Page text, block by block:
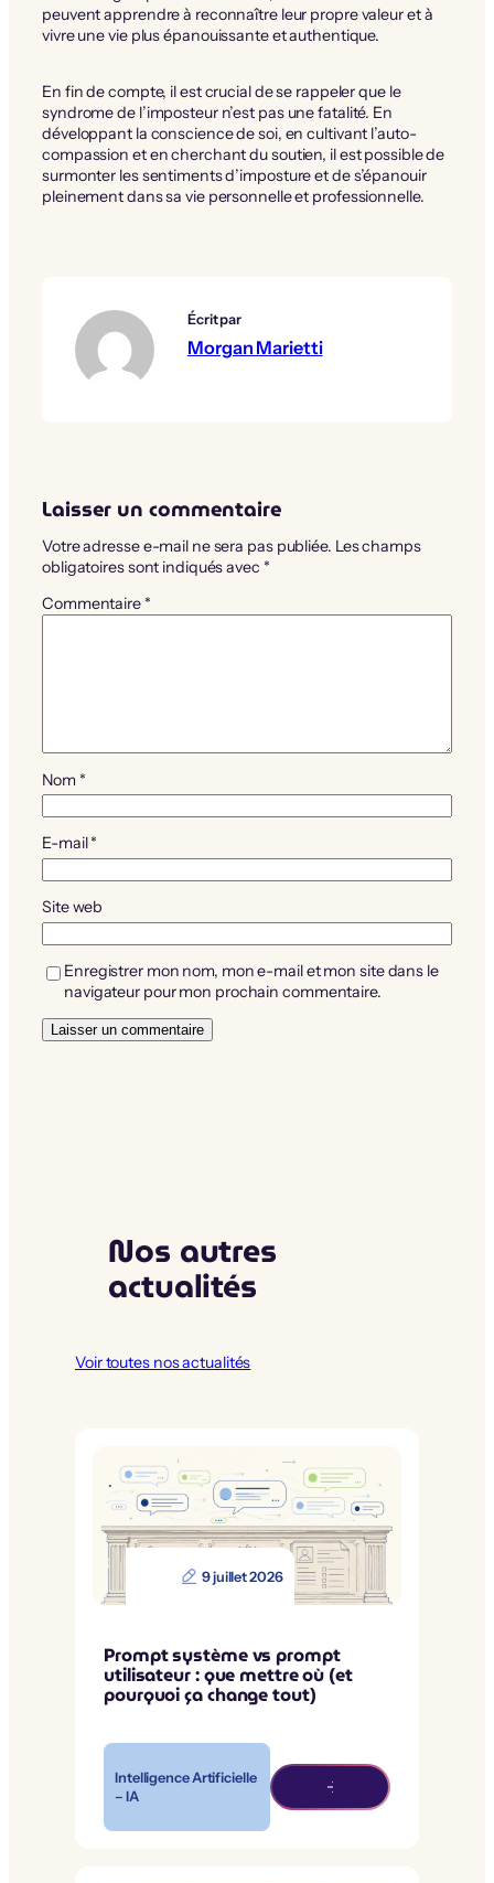
peuvent apprendre à reconnaître leur propre valeur et à
vivre une vie plus épanouissante et authentique.
En fin de compte, il est crucial de se rappeler que le
syndrome de l’imposteur n’est pas une fatalité. En
développant la conscience de soi, en cultivant l’auto-
compassion et en cherchant du soutien, il est possible de
surmonter les sentiments d’imposture et de s’épanouir
pleinement dans sa vie personnelle et professionnelle.
Écrit par
Morgan Marietti
Laisser un commentaire
Votre adresse e-mail ne sera pas publiée. Les champs
obligatoires sont indiqués avec *
Commentaire *
Nom *
E-mail*
Site web
Enregistrer mon nom, mon e-mail et mon site dans le
navigateur pour mon prochain commentaire.
Nos autres
actualités
Voir toutes nos actualités
9 juillet 2026
Prompt système vs prompt
utilisateur : que mettre où (et
pourquoi ça change tout)
Intelligence Artificielle
– IA